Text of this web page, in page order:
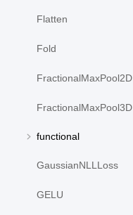
Flatten
Fold
FractionalMaxPool2D
FractionalMaxPool3D
functional
GaussianNLLLoss
GELU